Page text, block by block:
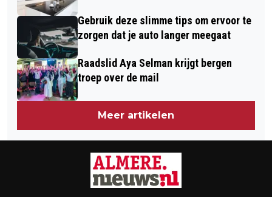
Gebruik deze slimme tips om ervoor te
zorgen dat je auto langer meegaat
Raadslid Aya Selman krijgt bergen
troep over de mail
Meer artikelen